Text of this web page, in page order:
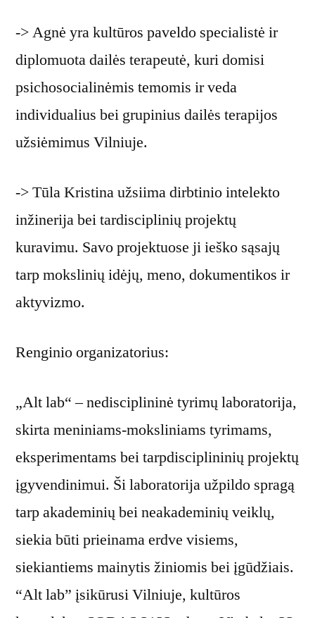
-> Agnė yra kultūros paveldo specialistė ir
diplomuota dailės terapeutė, kuri domisi
psichosocialinėmis temomis ir veda
individualius bei grupinius dailės terapijos
užsiėmimus Vilniuje.
-> Tūla Kristina užsiima dirbtinio intelekto
inžinerija bei tardisciplinių projektų
kuravimu. Savo projektuose ji ieško sąsajų
tarp mokslinių idėjų, meno, dokumentikos ir
aktyvizmo.
Renginio organizatorius:
„Alt lab“ – nedisciplininė tyrimų laboratorija,
skirta meniniams-moksliniams tyrimams,
eksperimentams bei tarpdisciplininių projektų
įgyvendinimui. Ši laboratorija užpildo spragą
tarp akademinių bei neakademinių veiklų,
siekia būti prieinama erdve visiems,
siekiantiems mainytis žiniomis bei įgūdžiais.
“Alt lab” įsikūrusi Vilniuje, kultūros